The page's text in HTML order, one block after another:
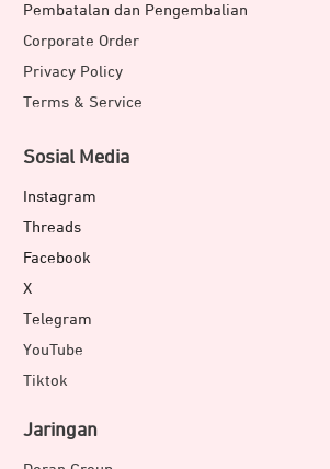
Pembatalan dan Pengembalian
Corporate Order
Privacy Policy
Terms & Service
Sosial Media
Instagram
Threads
Facebook
X
Telegram
YouTube
Tiktok
Jaringan